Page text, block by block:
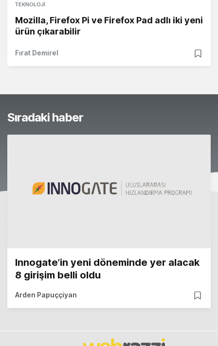
TEKNOLOJI
Mozilla, Firefox Pi ve Firefox Pad adlı iki yeni
ürün çıkarabilir
Fırat Demirel
Sıradaki haber
Innogate’in yeni döneminde yer alacak
8 girişim belli oldu
Arden Papuççiyan